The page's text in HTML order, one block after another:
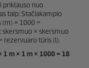
priklauso nuo
taip: Stačiakampio
(m) × 1000 =
skersmuo × skersmuo
rezervuaro tūris (l).
1 m × 1 m × 1000 = 18